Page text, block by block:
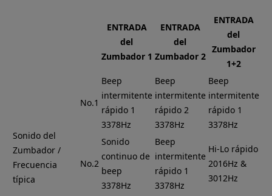
ENTRADA
del
Zumbador 1
ENTRADA
del
Zumbador 2
ENTRADA
del
Zumbador
1+2
Sonido del
Zumbador /
Frecuencia
típica
No.1
Beep
intermitente
rápido 1
3378Hz
Beep
intermitente
rápido 2
3378Hz
Beep
intermitente
rápido 1
3378Hz
No.2
Sonido
continuo de
beep
3378Hz
Beep
intermitente
rápido 1
3378Hz
Hi-Lo rápido
2016Hz &
3012Hz